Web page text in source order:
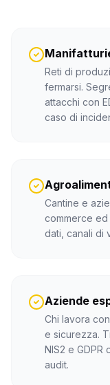
Reti di
fermarsi.
attacchi con
caso di
Cantine e
commerce
dati, canali di
Aziende
Chi lavora
e sicurezza.
NIS2 e
audit.